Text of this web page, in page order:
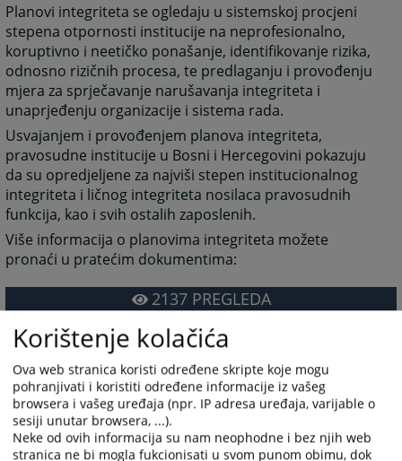
Planovi integriteta se ogledaju u sistemskoj procjeni
stepena otpornosti institucije na neprofesionalno,
koruptivno i neetičko ponašanje, identifikovanje rizika,
odnosno rizičnih procesa, te predlaganju i provođenju
mjera za sprječavanje narušavanja integriteta i
unaprjeđenju organizacije i sistema rada.
Usvajanjem i provođenjem planova integriteta,
pravosudne institucije u Bosni i Hercegovini pokazuju
da su opredjeljene za najviši stepen institucionalnog
integriteta i ličnog integriteta nosilaca pravosudnih
funkcija, kao i svih ostalih zaposlenih.
Više informacija o planovima integriteta možete
pronaći u pratećim dokumentima:
2137PREGLEDA
Prateći dokumenti
Godišnji izvještaj o provođenju planova integriteta u
Korištenje kolačića
Ova web stranica koristi određene skripte koje mogu
pohranjivati i koristiti određene informacije iz vašeg
browsera i vašeg uređaja (npr. IP adresa uređaja, varijable o
sesiji unutar browsera, ...).
Neke od ovih informacija su nam neophodne i bez njih web
stranica ne bi mogla fukcionisati u svom punom obimu, dok